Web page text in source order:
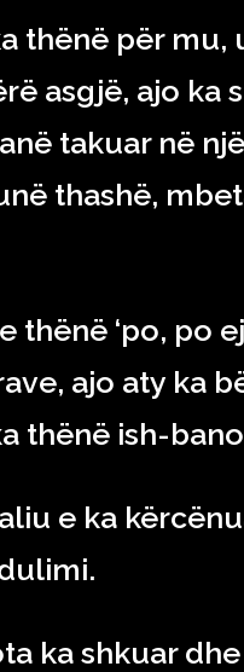
thënë për mu,
asgjë, ajo ka
takuar në
thashë,
thënë ‘po, po
ajo aty ka
thënë ish-
e ka
ka shkuar